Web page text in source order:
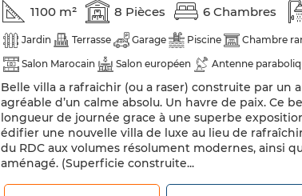
1100 m² 8 Pièces 6 Chambres
Jardin Terrasse Garage Piscine Chambre
Salon Marocain
Salon européen Antenne
Chauffage central
Sécurité Porte blindée
Machine à laver
Micro-ondes
Belle villa a rafraichir (ou a raser) construite par un
agréable d’un calme absolu. Un havre de paix. Ce
longueur de journée grace à une superbe
édifier une nouvelle villa de luxe au lieu de
du RDC aux volumes résolument modernes, ainsi
aménagé. (Superficie construite...